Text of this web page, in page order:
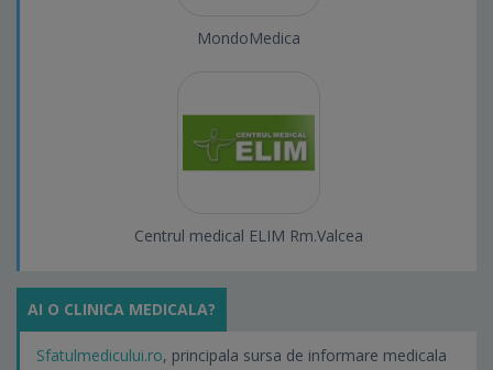
MondoMedica
Centrul medical ELIM Rm.Valcea
AI O CLINICA MEDICALA?
Sfatulmedicului.ro, principala sursa de informare medicala